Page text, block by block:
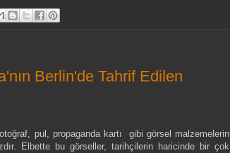
Berlin'de Tahrif Edilen
pul, propaganda kartı gibi görsel malzemelerin
Elbette bu görseller, tarihçilerin haricinde bir çok